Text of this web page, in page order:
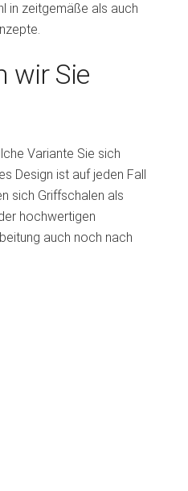
in zeitgemäße als auch
wir Sie
Variante Sie sich
Design ist auf jeden Fall
sich Griffschalen als
hochwertigen
auch noch nach